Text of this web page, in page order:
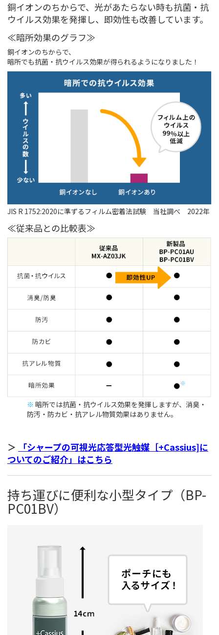
銅イオンのちからで、光があたらない時も抗菌・抗
ウイルス効果を発揮し、即効性も改善しています。
≪暗所効果のグラフ≫
銅イオンのちからで、
暗所でも抗菌・抗ウイルス効果が得られるようになりました！
JIS R 1752:2020に準ずるフィルム密着法試験 当社調べ 2022年
≪従来品との比較表≫
※ 暗所では抗菌・抗ウイルス効果を発揮しますが、消臭・
防汚・防カビ・抗アレル物質効果はありません。
＞
「シャープの可視光応答型光触媒［+Cassius]に
ついてのご紹介」はこちら
持ち運びに便利な小型タイプ（BP-
PC01BV）